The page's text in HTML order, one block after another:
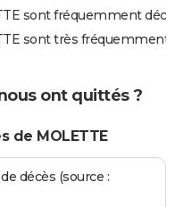
sont fréquemment
sont très fréquemment
ont quittés ?
de MOLETTE
décès (source :